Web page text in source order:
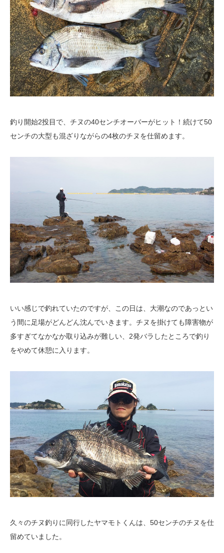
釣り開始2投目で、チヌの40センチオーバーがヒット！続けて50
センチの大型も混ざりながらの4枚のチヌを仕留めます。
いい感じで釣れていたのですが、この日は、大潮なのであっとい
う間に足場がどんどん沈んでいきます。チヌを掛けても障害物が
多すぎてなかなか取り込みが難しい、2発バラしたところで釣り
をやめて休憩に入ります。
久々のチヌ釣りに同行したヤマモトくんは、50センチのチヌを仕
留めていました。